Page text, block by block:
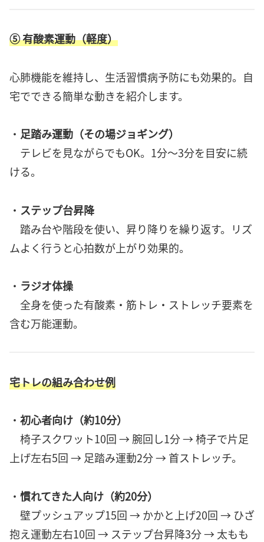
⑤ 有酸素運動（軽度）
心肺機能を維持し、生活習慣病予防にも効果的。自
宅でできる簡単な動きを紹介します。
・ 足踏み運動（その場ジョギング）
テレビを見ながらでもOK。1分～3分を目安に続
ける。
・ ステップ台昇降
踏み台や階段を使い、昇り降りを繰り返す。リズ
ムよく行うと心拍数が上がり効果的。
・ ラジオ体操
全身を使った有酸素・筋トレ・ストレッチ要素を
含む万能運動。
宅トレの組み合わせ例
・ 初心者向け（約10分）
椅子スクワット10回 → 腕回し1分 → 椅子で片足
上げ左右5回 → 足踏み運動2分 → 首ストレッチ。
・ 慣れてきた人向け（約20分）
壁プッシュアップ15回 → かかと上げ20回 → ひざ
抱え運動左右10回 → ステップ台昇降3分 → 太もも